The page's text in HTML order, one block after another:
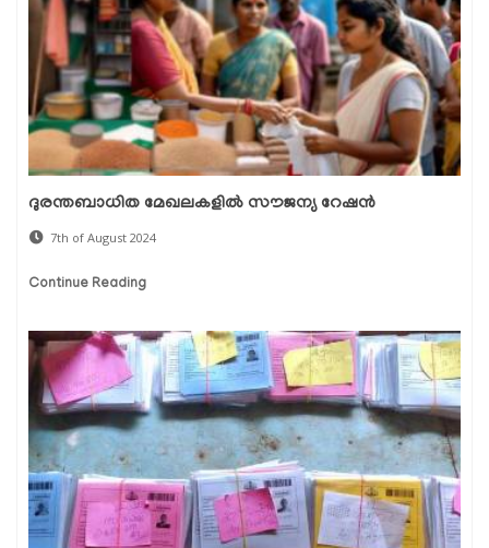
ദുരന്തബാധിത മേഖലകളിൽ സൗജന്യ റേഷൻ
7th of August 2024
Continue Reading